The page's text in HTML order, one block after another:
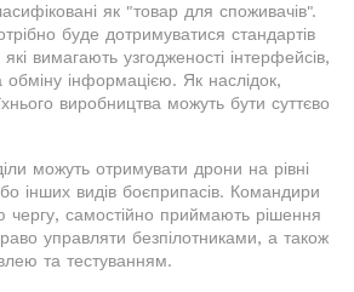
як "товар для споживачів".
буде дотримуватися стандартів
вимагають узгодженості інтерфейсів,
обміну інформацією. Як наслідок,
їхнього виробництва можуть бути суттєво
можуть отримувати дрони на рівні
інших видів боєприпасів. Командири
чергу, самостійно приймають рішення
управляти безпілотниками, а також
та тестуванням.